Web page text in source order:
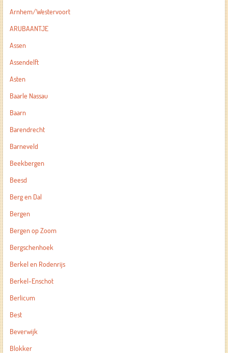
Arnhem/Westervoort
ARUBAANTJE
Assen
Assendelft
Asten
Baarle Nassau
Baarn
Barendrecht
Barneveld
Beekbergen
Beesd
Berg en Dal
Bergen
Bergen op Zoom
Bergschenhoek
Berkel en Rodenrijs
Berkel-Enschot
Berlicum
Best
Beverwijk
Blokker